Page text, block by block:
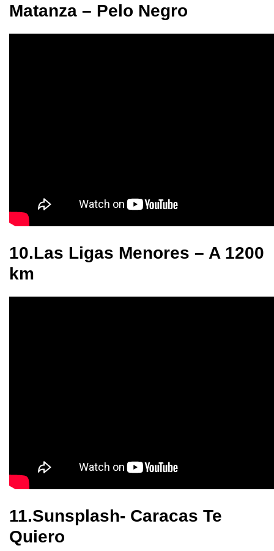
Matanza – Pelo Negro
10.Las Ligas Menores – A 1200
km
11.Sunsplash- Caracas Te
Quiero